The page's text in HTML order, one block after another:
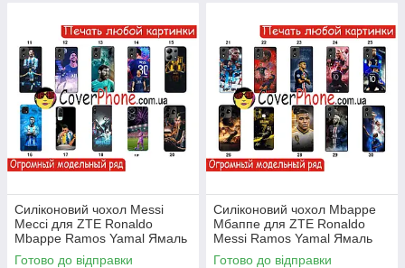
Силіконовий чохол Messi
Мессі для ZTE Ronaldo
Mbappe Ramos Yamal Ямаль
Готово до відправки
Силіконовий чохол Mbappe
Мбаппе для ZTE Ronaldo
Messi Ramos Yamal Ямаль
Готово до відправки